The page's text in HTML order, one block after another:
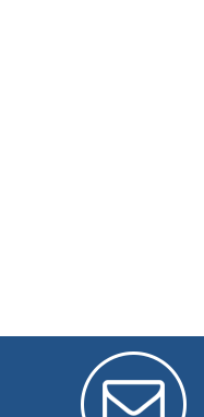
CADASTRAR
E-MAIL